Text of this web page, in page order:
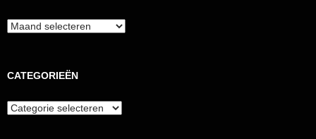
Archieven
CATEGORIEËN
Categorieën